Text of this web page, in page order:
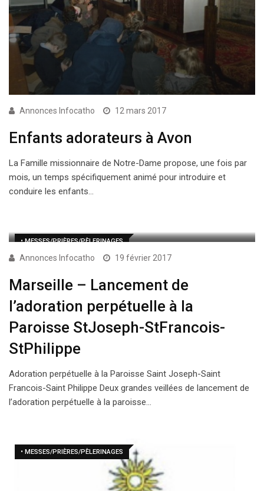
Annonces Infocatho 12 mars 2017
Enfants adorateurs à Avon
La Famille missionnaire de Notre-Dame propose, une fois par
mois, un temps spécifiquement animé pour introduire et
conduire les enfants…
• MESSES/PRIÈRES/PÈLERINAGES
Annonces Infocatho 19 février 2017
Marseille – Lancement de
l’adoration perpétuelle à la
Paroisse StJoseph-StFrancois-
StPhilippe
Adoration perpétuelle à la Paroisse Saint Joseph-Saint
Francois-Saint Philippe Deux grandes veillées de lancement de
l’adoration perpétuelle à la paroisse…
• MESSES/PRIÈRES/PÈLERINAGES